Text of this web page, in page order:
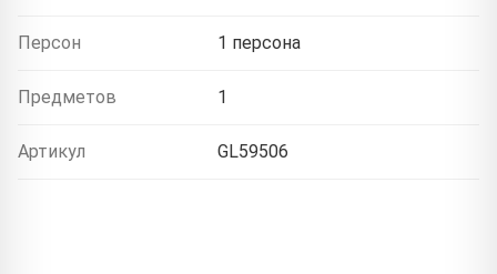
Персон 1 персона
Предметов 1
Артикул GL59506